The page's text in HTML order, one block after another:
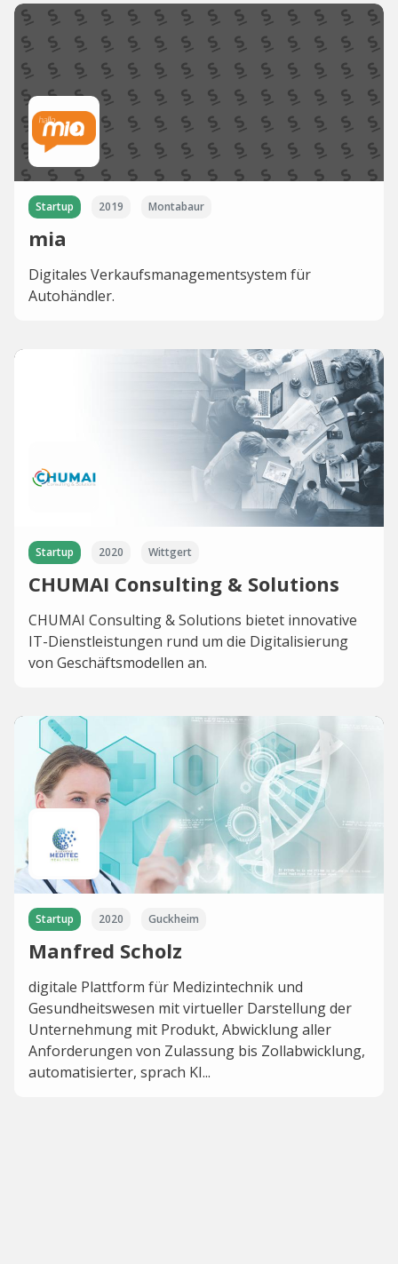
Startup 2019 Montabaur
mia
Digitales Verkaufsmanagementsystem für
Autohändler.
Startup 2020 Wittgert
CHUMAI Consulting & Solutions
CHUMAI Consulting & Solutions bietet innovative
IT-Dienstleistungen rund um die Digitalisierung
von Geschäftsmodellen an.
Startup 2020 Guckheim
Manfred Scholz
digitale Plattform für Medizintechnik und
Gesundheitswesen mit virtueller Darstellung der
Unternehmung mit Produkt, Abwicklung aller
Anforderungen von Zulassung bis Zollabwicklung,
automatisierter, sprach KI...